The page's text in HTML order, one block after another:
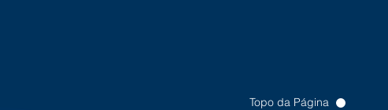
Topo da Página